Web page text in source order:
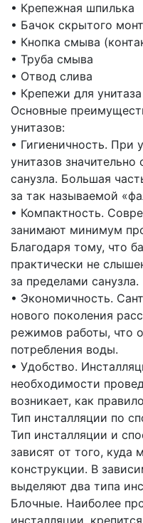
• Крепежная шпилька
• Бачок скрытого
• Кнопка смыва
• Труба смыва
• Отвод слива
• Крепежи для
Основные
унитазов:
• Гигиеничность. При
унитазов
санузла. Большая
за так называемой
• Компактность.
занимают минимум
Благодаря тому, что
практически не
за пределами санузла.
• Экономичность.
нового поколения
режимов работы, что
потребления воды.
• Удобство.
необходимости
возникает, как
Тип инсталляции по
Тип инсталляции и
зависят от того, куда
конструкции. В
выделяют два типа
Блочные. Наиболее
инсталляции,